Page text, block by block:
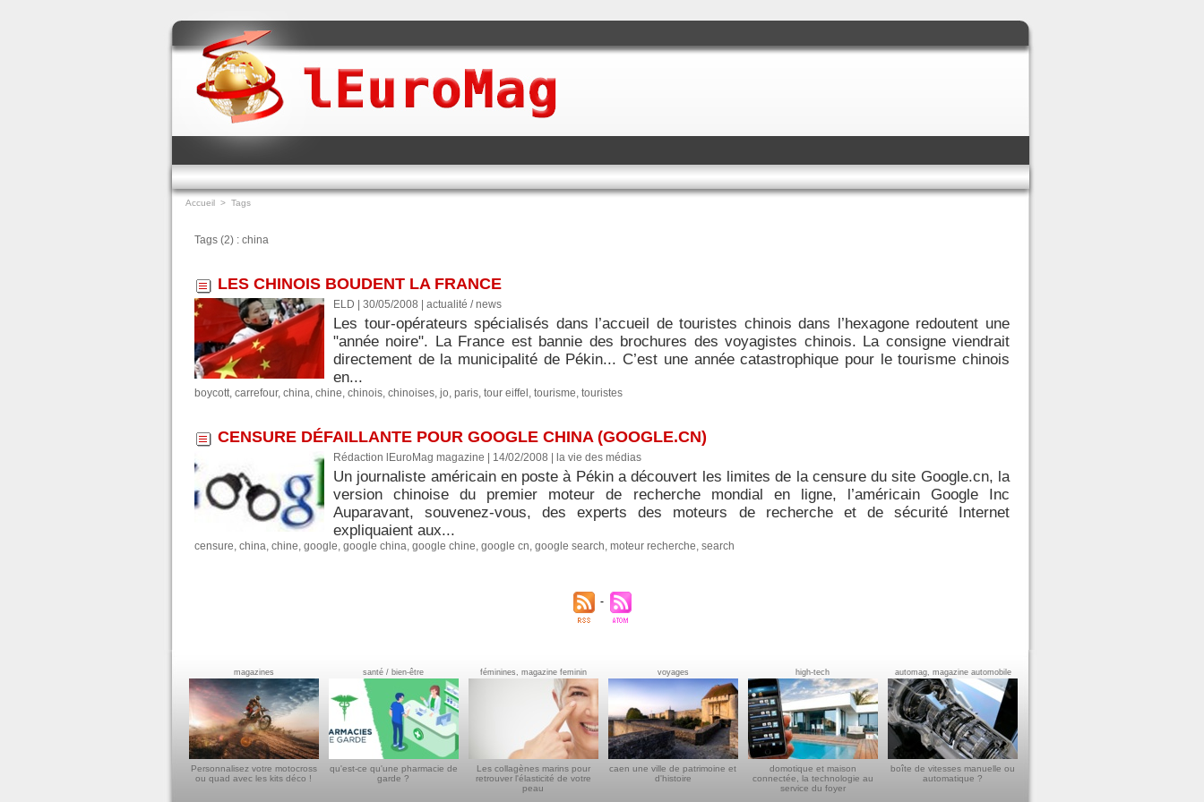
Accueil > Tags
Tags (2) : china
LES CHINOIS BOUDENT LA FRANCE
ELD | 30/05/2008 actualité / news
Les tour-opérateurs spécialisés dans l’accueil de touristes chinois dans l’hexagone redoutent une
"année noire". La France est bannie des brochures des voyagistes chinois. La consigne viendrait
directement de la municipalité de Pékin... C’est une année catastrophique pour le tourisme chinois
en...
boycott, carrefour, china, chine, chinois, chinoises, jo, paris, tour eiffel , tourisme, touristes
CENSURE DÉFAILLANTE POUR GOOGLE CHINA (GOOGLE.CN)
Rédaction lEuroMag magazine | 14/02/2008 la vie des médias
Un journaliste américain en poste à Pékin a découvert les limites de la censure du site Google.cn, la
version chinoise du premier moteur de recherche mondial en ligne, l’américain Google Inc
Auparavant, souvenez-vous, des experts des moteurs de recherche et de sécurité Internet
expliquaient aux...
censure, china, chine, google, google china, google chine, google cn, google search, moteur recherche, search
magazines
Personnalisez votre motocross
ou quad avec les kits déco !
santé / bien-être
qu'est-ce qu'une pharmacie de
garde ?
féminines, magazine feminin
Les collagènes marins pour
retrouver l'élasticité de votre
peau
voyages
caen une ville de patrimoine et
d'histoire
high-tech
domotique et maison
connectée, la technologie au
service du foyer
automag, magazine automobile
boîte de vitesses manuelle ou
automatique ?